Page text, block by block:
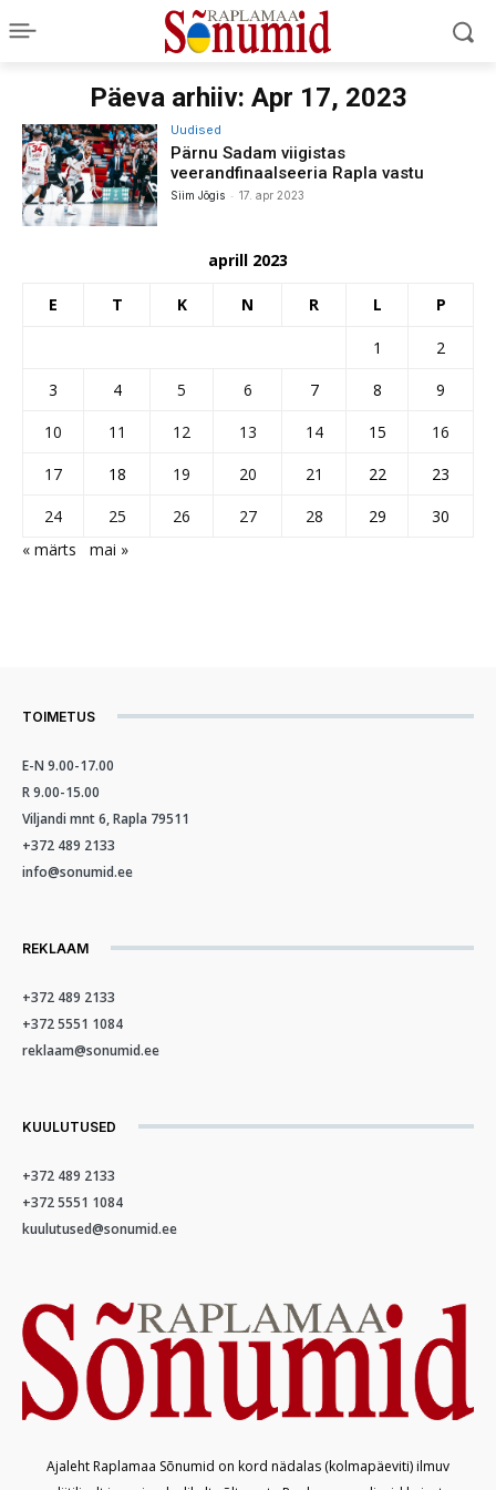
Päeva arhiiv: Apr 17, 2023
Uudised
Pärnu Sadam viigistas
veerandfinaalseeria Rapla vastu
Siim Jõgis - 17. apr 2023
aprill 2023
E T K N R L P
1
2
3
4 5 6 7 8
9
10
11 12 13 14 15
16
17
18 19 20 21 22
23
24
25 26 27 28 29
30
« märts
mai »
TOIMETUS
E-N 9.00-17.00
R 9.00-15.00
Viljandi mnt 6, Rapla 79511
+372 489 2133
info@sonumid.ee
REKLAAM
+372 489 2133
+372 5551 1084
reklaam@sonumid.ee
KUULUTUSED
+372 489 2133
+372 5551 1084
kuulutused@sonumid.ee
Ajaleht Raplamaa Sõnumid on kord nädalas (kolmapäeviti) ilmuv